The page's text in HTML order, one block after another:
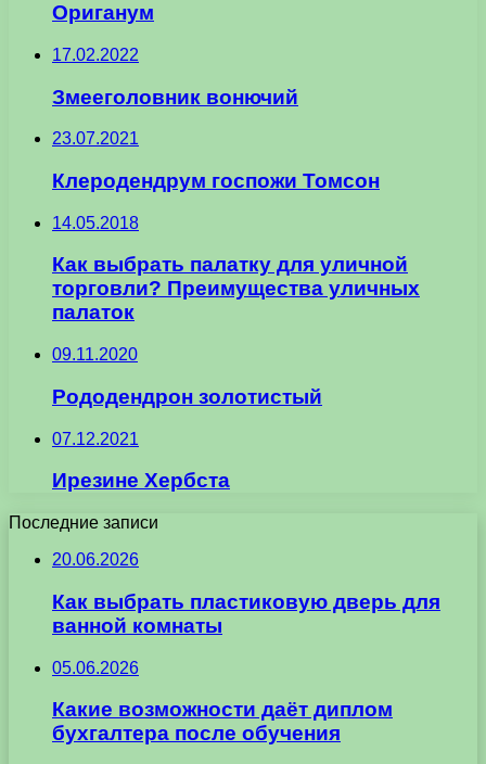
Ориганум
17.02.2022
Змееголовник вонючий
23.07.2021
Клеродендрум госпожи Томсон
14.05.2018
Как выбрать палатку для уличной
торговли? Преимущества уличных
палаток
09.11.2020
Рододендрон золотистый
07.12.2021
Ирезине Хербста
Последние записи
20.06.2026
Как выбрать пластиковую дверь для
ванной комнаты
05.06.2026
Какие возможности даёт диплом
бухгалтера после обучения